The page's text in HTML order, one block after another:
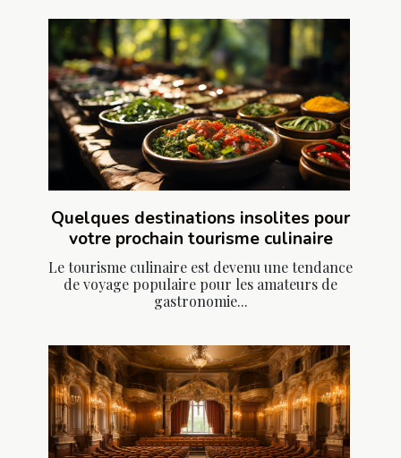
Quelques destinations insolites pour
votre prochain tourisme culinaire
Le tourisme culinaire est devenu une tendance
de voyage populaire pour les amateurs de
gastronomie...